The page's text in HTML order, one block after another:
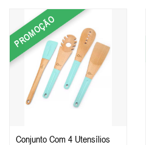
PROMOÇÃO
Conjunto Com 4 Utensílios